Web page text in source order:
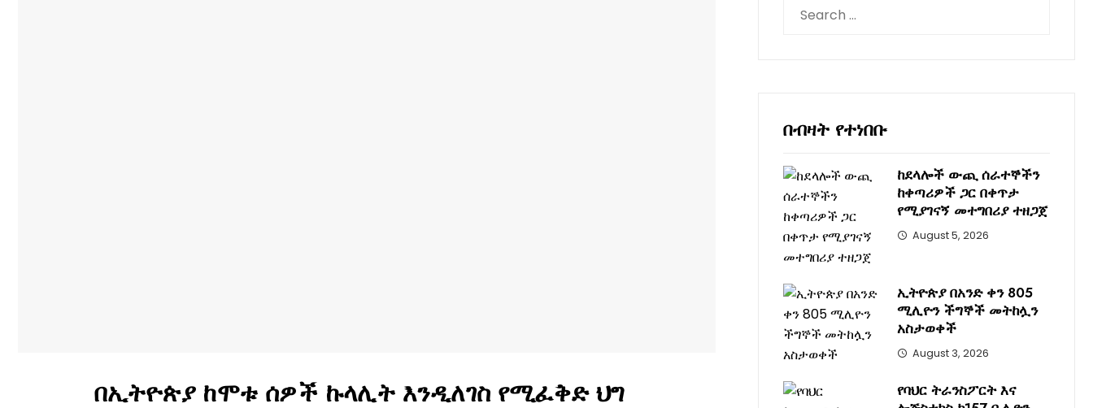
በኢትዮጵያ ከሞቱ ሰዎች ኩላሊት እንዲለገስ የሚፈቅድ ህግ
for:
በብዛት የተነበቡ
ከደላሎች ውጪ ሰራተኞችን
ከቀጣሪዎች ጋር በቀጥታ
የሚያገናኝ መተግበሪያ ተዘጋጀ
August 5, 2026
ኢትዮጵያ በአንድ ቀን 805
ሚሊዮን ችግኞች መትከሏን
አስታወቀች
August 3, 2026
የባህር ትራንስፖርት እና